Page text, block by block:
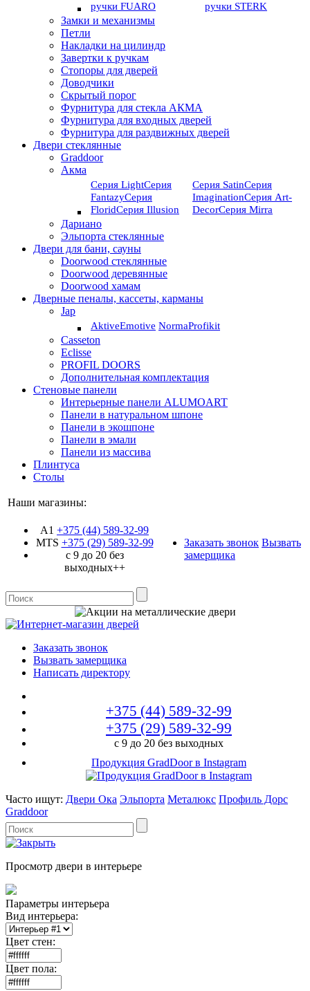
ручки FUARO
ручки STERK
Замки и механизмы
Петли
Накладки на цилиндр
Завертки к ручкам
Стопоры для дверей
Доводчики
Скрытый порог
Фурнитура для стекла АКМА
Фурнитура для входных дверей
Фурнитура для раздвижных дверей
Двери стеклянные
Graddoor
Акма
Серия LightСерия
FantazyСерия
FloridСерия Illusion
Серия SatinСерия
ImaginationСерия Art-
DeсorСерия Mirra
Дариано
Эльпорта стеклянные
Двери для бани, сауны
Doorwood стеклянные
Doorwood деревянные
Doorwood хамам
Дверные пеналы, кассеты, карманы
Jap
AktiveEmotive NormaProfikit
Casseton
Eclisse
PROFIL DOORS
Дополнительная комплектация
Стеновые панели
Интерьерные панели ALUMOART
Панели в натуральном шпоне
Панели в экошпоне
Панели в эмали
Панели из массива
Плинтуса
Столы
Наши магазины:
A1 +375 (44) 589-32-99
MTS +375 (29)589-32-99
с 9 до 20 без
выходных++
Заказать звонок Вызвать
замерщика
Заказать звонок
Вызвать замерщика
Написать директору
+375 (44) 589-32-99
+375 (29) 589-32-99
с 9 до 20 без выходных
Продукция GradDoor в Instagram
Часто ищут: Двери Ока Эльпорта Металюкс Профиль Дорс
Graddoor
Просмотр двери в интерьере
Параметры интерьера
Вид интерьера:
Цвет стен:
Цвет пола: